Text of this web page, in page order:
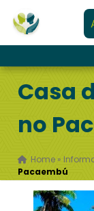
Casa
no
Home »
Pacaembú